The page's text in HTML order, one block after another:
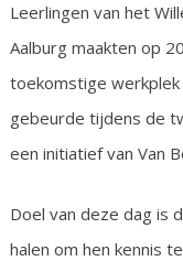
Leerlingen van het
Aalburg maakten op
toekomstige werkplek
gebeurde tijdens de
een initiatief van Van
Doel van deze dag is
halen om hen kennis